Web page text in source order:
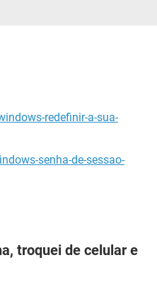
redefinir-a-sua-
senha-de-sessao-
troquei de celular e